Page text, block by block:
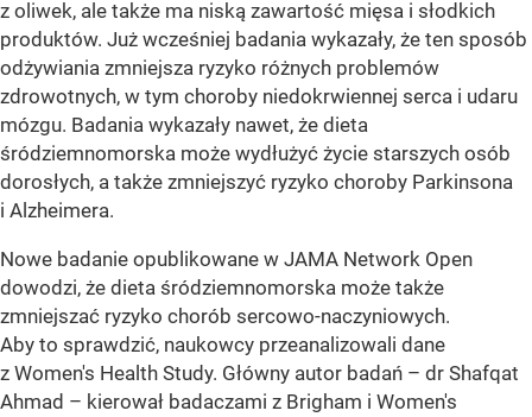
z oliwek, ale także ma niską zawartość mięsa i słodkich
produktów. Już wcześniej badania wykazały, że ten sposób
odżywiania zmniejsza ryzyko różnych problemów
zdrowotnych, w tym choroby niedokrwiennej serca i udaru
mózgu. Badania wykazały nawet, że dieta
śródziemnomorska może wydłużyć życie starszych osób
dorosłych, a także zmniejszyć ryzyko choroby Parkinsona
i Alzheimera.
Nowe badanie opublikowane w JAMA Network Open
dowodzi, że dieta śródziemnomorska może także
zmniejszać ryzyko chorób sercowo-naczyniowych.
Aby to sprawdzić, naukowcy przeanalizowali dane
z Women's Health Study. Główny autor badań – dr Shafqat
Ahmad – kierował badaczami z Brigham i Women's